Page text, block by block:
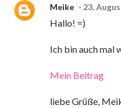
Meike 23.
Hallo! =)
Ich bin auch mal
Mein Beitrag
liebe Grüße,